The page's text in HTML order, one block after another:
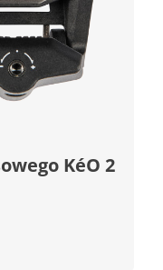
KéO 2